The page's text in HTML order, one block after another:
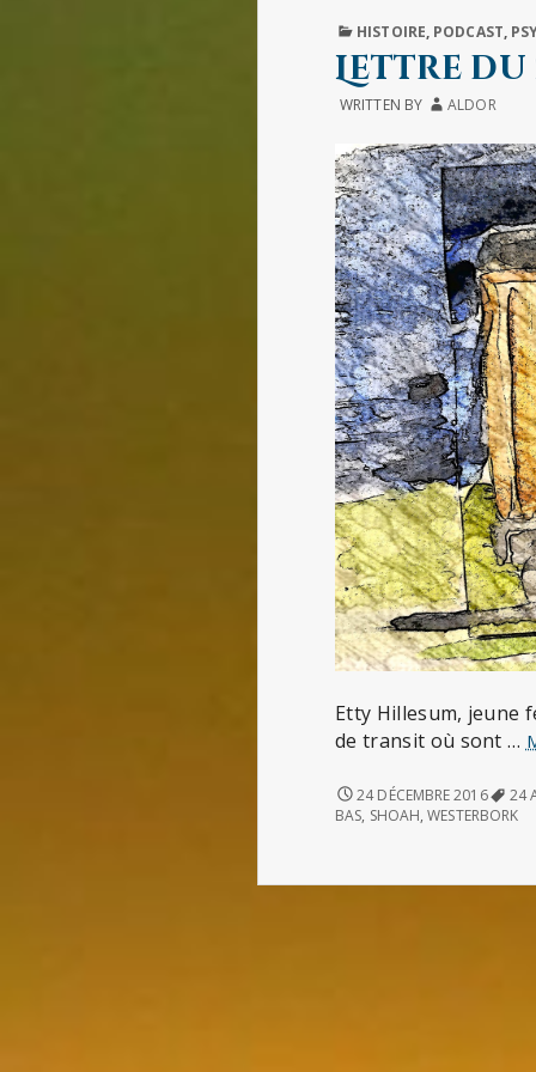
LE
REND
PLUS
INHOSPITALIER
PUBLISHED
HISTOIRE, PODCAST,
Lettre du
WRITTEN BY ALDOR
Etty Hillesum, jeune
de transit où sont …
LETTRE
DU
24 DÉCEMBRE 2016 24
BAS, SHOAH,WESTERBORK